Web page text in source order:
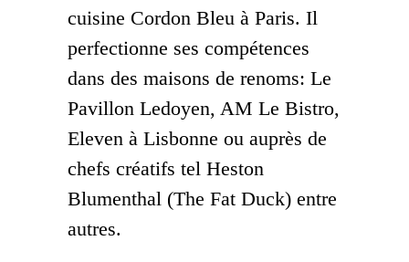
cuisine Cordon Bleu à Paris. Il
perfectionne ses compétences
dans des maisons de renoms: Le
Pavillon Ledoyen, AM Le Bistro,
Eleven à Lisbonne ou auprès de
chefs créatifs tel Heston
Blumenthal (The Fat Duck) entre
autres.